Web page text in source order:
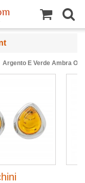
Argento E Verde Ambra